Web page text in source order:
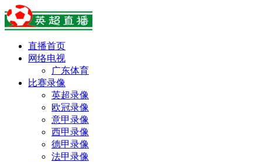
直播首页
网络电视
广东体育
比赛录像
英超录像
欧冠录像
意甲录像
西甲录像
德甲录像
法甲录像